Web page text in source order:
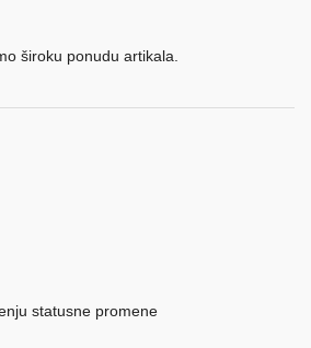
široku ponudu artikala.
statusne promene